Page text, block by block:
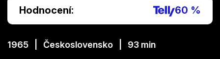
Hodnocení: 60 %
1965 | Československo | 93 min